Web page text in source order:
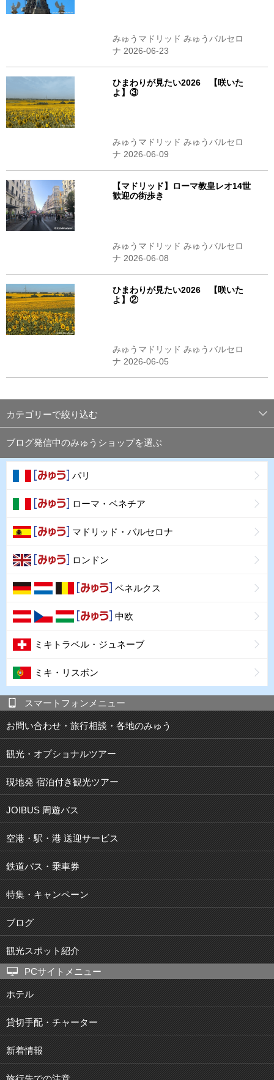
みゅうマドリッド みゅうバルセロ
ナ 2026-06-23
ひまわりが見たい2026 【咲いた
よ】③
みゅうマドリッド みゅうバルセロ
ナ 2026-06-09
【マドリッド】ローマ教皇レオ14世
歓迎の街歩き
みゅうマドリッド みゅうバルセロ
ナ 2026-06-08
ひまわりが見たい2026 【咲いた
よ】②
みゅうマドリッド みゅうバルセロ
ナ 2026-06-05
カテゴリーで絞り込む
ブログ発信中のみゅうショップを選ぶ
パリ
ローマ・ベネチア
マドリッド・バルセロナ
ロンドン
ベネルクス
中欧
ミキトラベル・ジュネーブ
ミキ・リスボン
スマートフォンメニュー
お問い合わせ・旅行相談・各地のみゅう
観光・オプショナルツアー
現地発 宿泊付き観光ツアー
JOIBUS 周遊バス
空港・駅・港 送迎サービス
鉄道パス・乗車券
特集・キャンペーン
ブログ
観光スポット紹介
PCサイトメニュー
ホテル
貸切手配・チャーター
新着情報